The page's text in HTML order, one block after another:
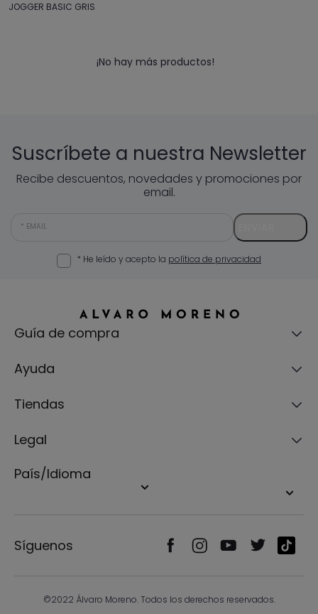
JOGGER BASIC GRIS
¡No hay más productos!
Suscríbete a nuestra Newsletter
Recibe descuentos, novedades y promociones por
email.
EMAIL
* He leído y acepto la política de privacidad
Guía de compra
Ayuda
Tiendas
Legal
País/Idioma
Síguenos
©2022 Álvaro Moreno. Todos los derechos reservados.